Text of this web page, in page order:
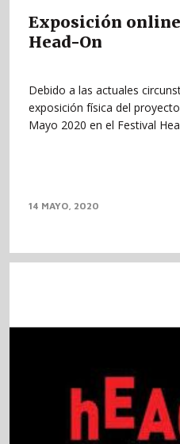
Exposición
Head-On
Debido a las actuales
exposición física del
Mayo 2020 en el Festival
14 MAYO, 2020